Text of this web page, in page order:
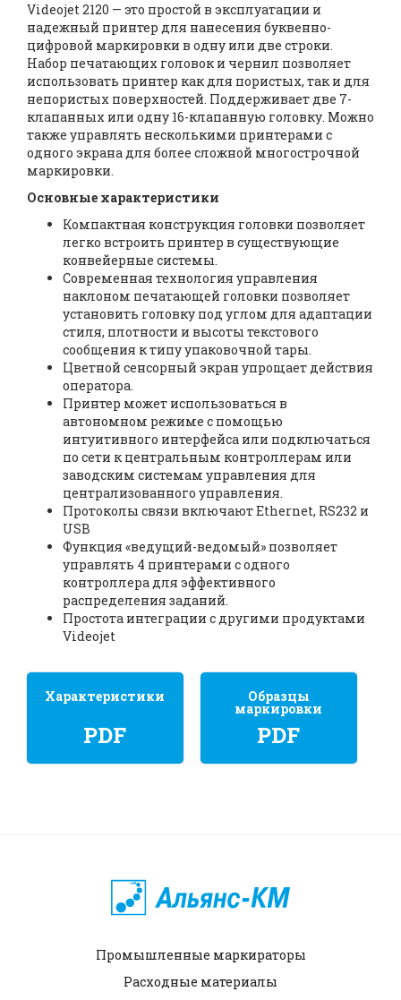
Videojet 2120 — это простой в эксплуатации и
надежный принтер для нанесения буквенно-
цифровой маркировки в одну или две строки.
Набор печатающих головок и чернил позволяет
использовать принтер как для пористых, так и для
непористых поверхностей. Поддерживает две 7-
клапанных или одну 16-клапанную головку. Можно
также управлять несколькими принтерами с
одного экрана для более сложной многострочной
маркировки.
Основные характеристики
Компактная конструкция головки позволяет
легко встроить принтер в существующие
конвейерные системы.
Современная технология управления
наклоном печатающей головки позволяет
установить головку под углом для адаптации
стиля, плотности и высоты текстового
сообщения к типу упаковочной тары.
Цветной сенсорный экран упрощает действия
оператора.
Принтер может использоваться в
автономном режиме с помощью
интуитивного интерфейса или подключаться
по сети к центральным контроллерам или
заводским системам управления для
централизованного управления.
Протоколы связи включают Ethernet, RS232 и
USB
Функция «ведущий-ведомый» позволяет
управлять 4 принтерами с одного
контроллера для эффективного
распределения заданий.
Простота интеграции с другими продуктами
Videojet
Характеристики
PDF
Образцы
маркировки
PDF
Промышленные маркираторы
Расходные материалы